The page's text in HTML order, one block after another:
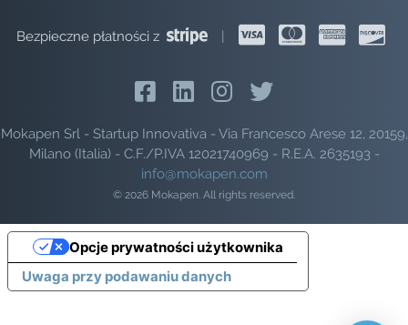
Bezpieczne płatności z |
Mokapen Srl - Startup Innovativa - Via Francesco Arese 12, 20159,
Milano (Italia) - C.F./P.IVA 12021740969 - R.E.A. 2635193 -
info@mokapen.com
© 2026 Mokapen. All rights reserved.
Uwaga przy podawaniu danych
Opcje prywatności użytkownika